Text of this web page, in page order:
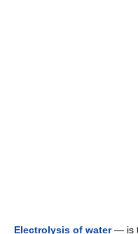
Electrolysis of water— is